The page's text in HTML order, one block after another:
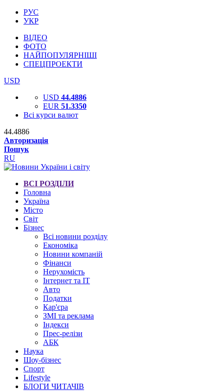
РУС
УКР
ВІДЕО
ФОТО
НАЙПОПУЛЯРНІШІ
СПЕЦПРОЕКТИ
USD
USD 44.4886
EUR 51.3350
Всі курси валют
44.4886
Авторизація
Пошук
RU
ВСІ РОЗДІЛИ
Головна
Україна
Місто
Світ
Бізнес
Всі новини розділу
Економіка
Новини компаній
Фінанси
Нерухомість
Інтернет та IT
Авто
Податки
Кар'єра
ЗМІ та реклама
Індекси
Прес-релізи
АБК
Наука
Шоу-бізнес
Спорт
Lifestyle
БЛОГИ ЧИТАЧІВ